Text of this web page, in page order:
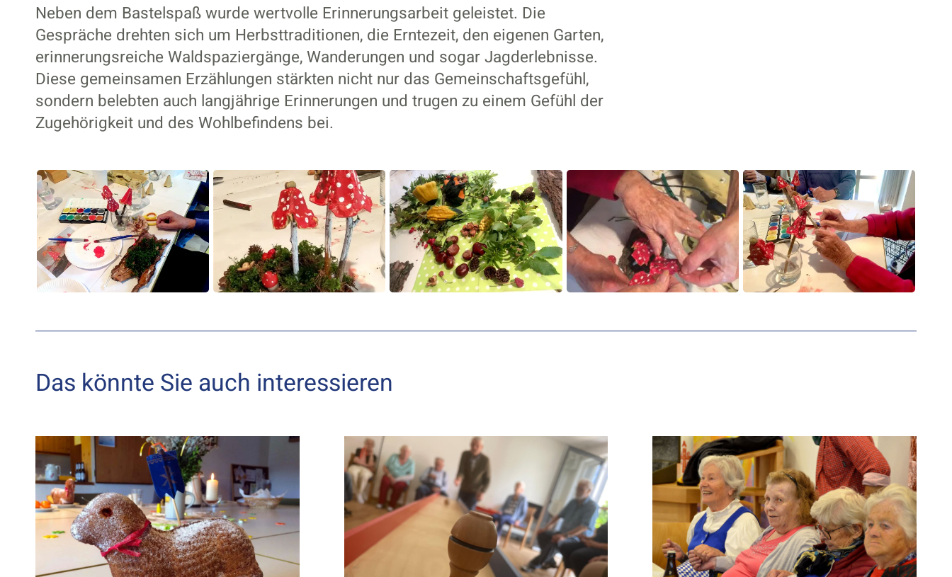
Neben dem Bastelspaß wurde wertvolle Erinnerungsarbeit geleistet. Die
Gespräche drehten sich um Herbsttraditionen, die Erntezeit, den eigenen Garten,
erinnerungsreiche Waldspaziergänge, Wanderungen und sogar Jagderlebnisse.
Diese gemeinsamen Erzählungen stärkten nicht nur das Gemeinschaftsgefühl,
sondern belebten auch langjährige Erinnerungen und trugen zu einem Gefühl der
Zugehörigkeit und des Wohlbefindens bei.
Das könnte Sie auch interessieren